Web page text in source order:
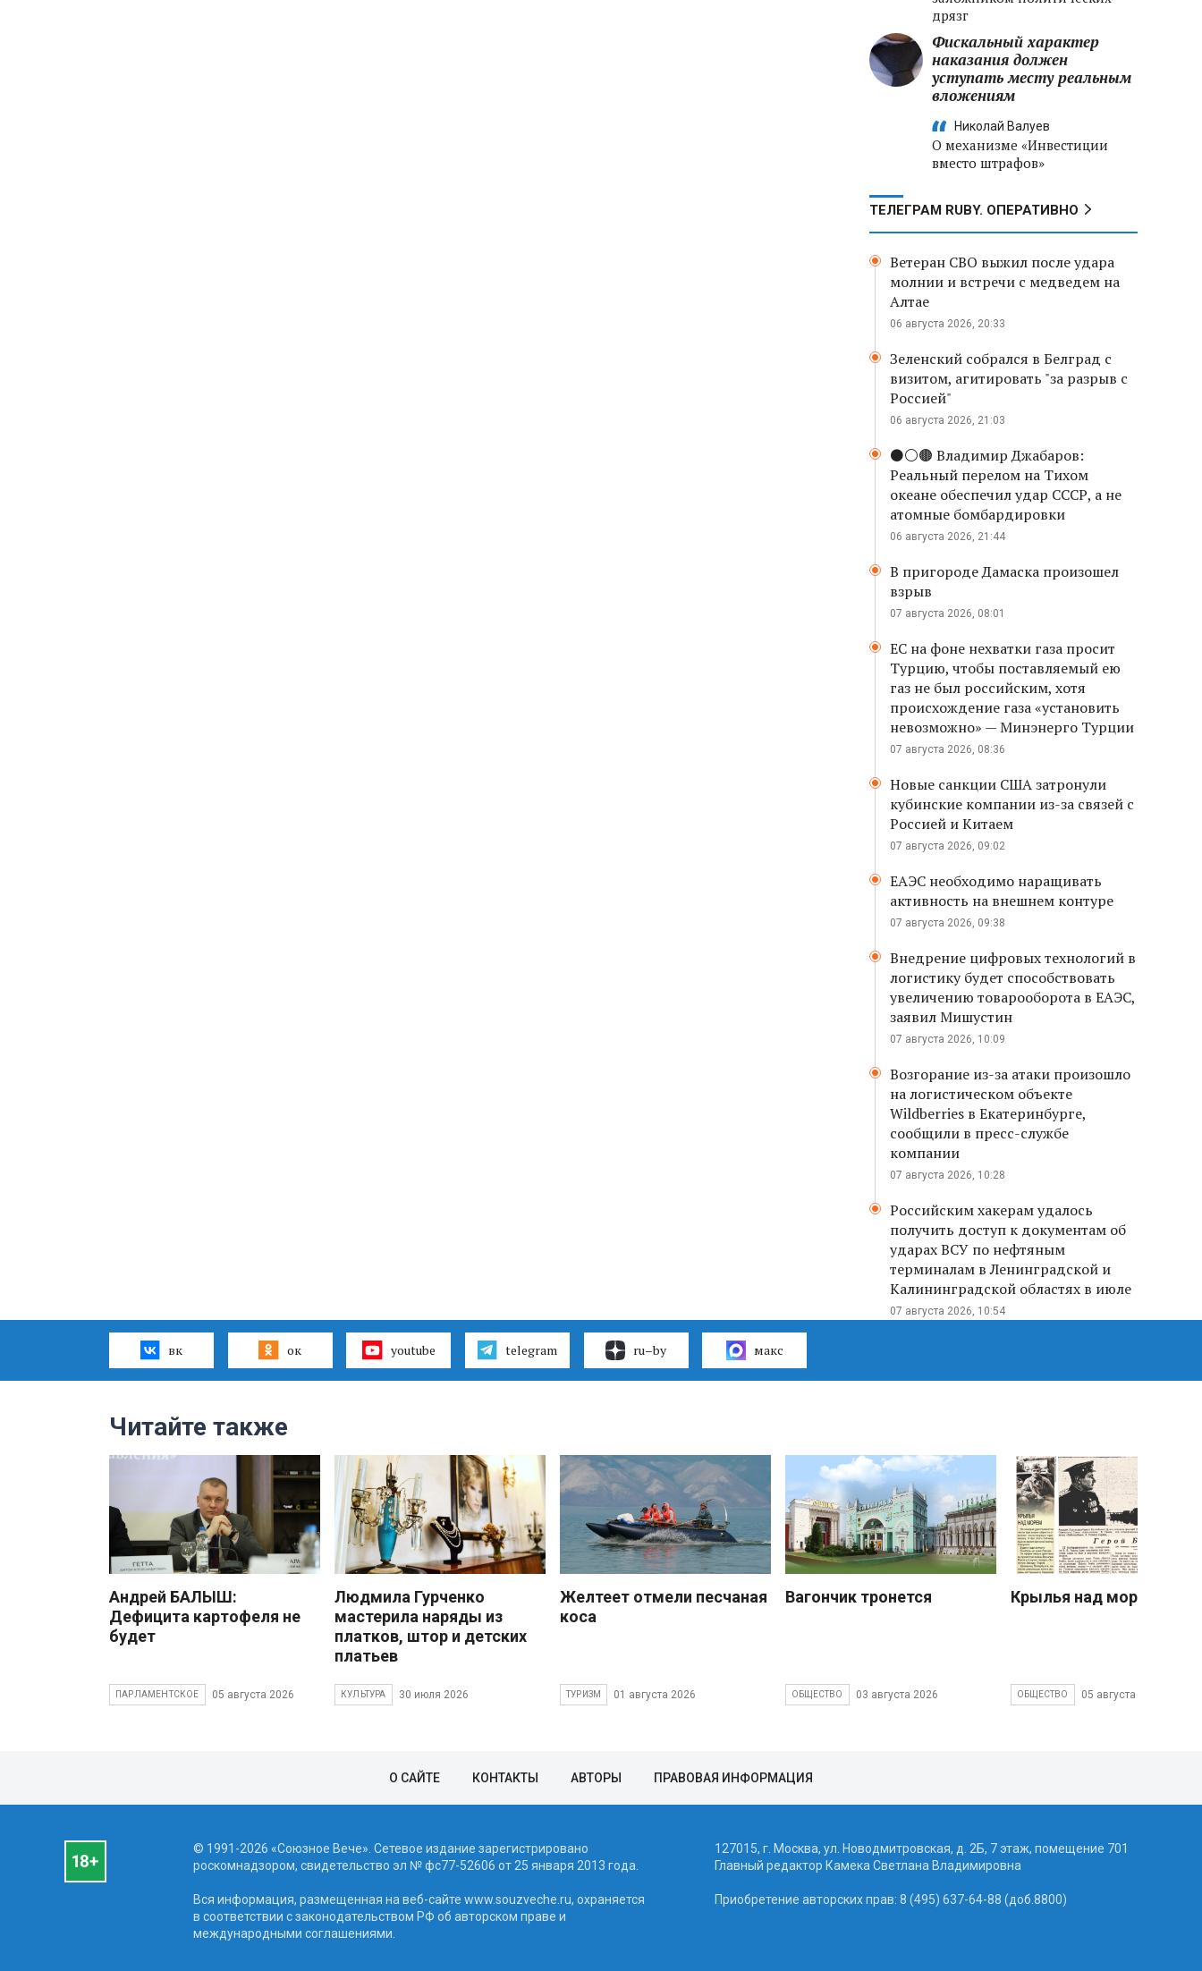
дрязг
Фискальный характер
наказания должен
уступать месту реальным
вложениям
Николай Валуев
О механизме «Инвестиции
вместо штрафов»
ТЕЛЕГРАМ RUBY. ОПЕРАТИВНО
Ветеран СВО выжил после удара
молнии и встречи с медведем на
Алтае
06 августа 2026, 20:33
Зеленский собрался в Белград с
визитом, агитировать "за разрыв с
Россией"
06 августа 2026, 21:03
⚫️⚪️🟤 Владимир Джабаров:
Реальный перелом на Тихом
океане обеспечил удар СССР, а не
атомные бомбардировки
06 августа 2026, 21:44
В пригороде Дамаска произошел
взрыв
07 августа 2026, 08:01
ЕС на фоне нехватки газа просит
Турцию, чтобы поставляемый ею
газ не был российским, хотя
происхождение газа «установить
невозможно» — Минэнерго Турции
07 августа 2026, 08:36
Новые санкции США затронули
кубинские компании из-за связей с
Россией и Китаем
07 августа 2026, 09:02
ЕАЭС необходимо наращивать
активность на внешнем контуре
07 августа 2026, 09:38
Внедрение цифровых технологий в
логистику будет способствовать
увеличению товарооборота в ЕАЭС,
заявил Мишустин
07 августа 2026, 10:09
Возгорание из-за атаки произошло
на логистическом объекте
Wildberries в Екатеринбурге,
сообщили в пресс-службе
компании
07 августа 2026, 10:28
Российским хакерам удалось
получить доступ к документам об
ударах ВСУ по нефтяным
терминалам в Ленинградской и
Калининградской областях в июле
07 августа 2026, 10:54
вк ок youtube telegram ru–by макс
Читайте также
Андрей БАЛЫШ:
Дефицита картофеля не
будет
ПАРЛАМЕНТСКОЕ 05 августа 2026
Людмила Гурченко
мастерила наряды из
платков, штор и детских
платьев
КУЛЬТУРА 30 июля 2026
Желтеет отмели песчаная
коса
ТУРИЗМ 01 августа 2026
Вагончик тронется
ОБЩЕСТВО 03 августа 2026
Крылья над морем
ОБЩЕСТВО 05 августа 2026
О САЙТЕ КОНТАКТЫ АВТОРЫ ПРАВОВАЯ ИНФОРМАЦИЯ
© 1991-2026 «Союзное Вече». Сетевое издание зарегистрировано
роскомнадзором, свидетельство эл № фc77-52606 от 25 января 2013 года.
Вся информация, размещенная на веб-сайте www.souzveche.ru, охраняется
в соответствии с законодательством РФ об авторском праве и
международными соглашениями.
127015, г. Москва, ул. Новодмитровская, д. 2Б, 7 этаж, помещение 701
Главный редактор Камека Светлана Владимировна
Приобретение авторских прав: 8 (495) 637-64-88 (доб.8800)